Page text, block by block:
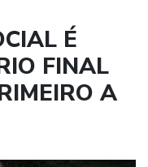
É
FINAL
A